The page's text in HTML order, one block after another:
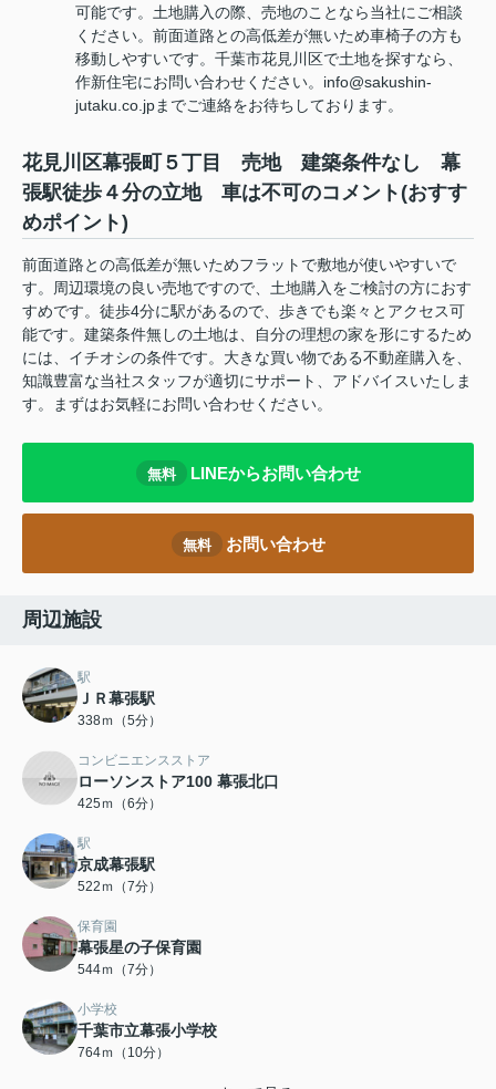
可能です。土地購入の際、売地のことなら当社にご相談
ください。前面道路との高低差が無いため車椅子の方も
移動しやすいです。千葉市花見川区で土地を探すなら、
作新住宅にお問い合わせください。info@sakushin-
jutaku.co.jpまでご連絡をお待ちしております。
花見川区幕張町５丁目 売地 建築条件なし 幕
張駅徒歩４分の立地 車は不可のコメント(おすす
めポイント)
前面道路との高低差が無いためフラットで敷地が使いやすいで
す。周辺環境の良い売地ですので、土地購入をご検討の方におす
すめです。徒歩4分に駅があるので、歩きでも楽々とアクセス可
能です。建築条件無しの土地は、自分の理想の家を形にするため
には、イチオシの条件です。大きな買い物である不動産購入を、
知識豊富な当社スタッフが適切にサポート、アドバイスいたしま
す。まずはお気軽にお問い合わせください。
無料 LINEからお問い合わせ
無料 お問い合わせ
周辺施設
駅
ＪＲ幕張駅
338ｍ（5分）
コンビニエンスストア
ローソンストア100 幕張北口
425ｍ（6分）
駅
京成幕張駅
522ｍ（7分）
保育園
幕張星の子保育園
544ｍ（7分）
小学校
千葉市立幕張小学校
764ｍ（10分）